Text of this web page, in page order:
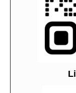
Li